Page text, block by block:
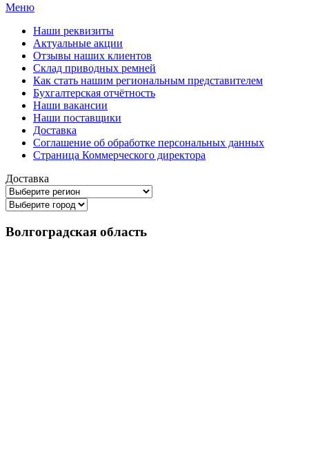
Меню
Наши реквизиты
Актуальные акции
Отзывы наших клиентов
Склад приводных ремней
Как стать нашим региональным представителем
Бухгалтерская отчётность
Наши вакансии
Наши поставщики
Доставка
Соглашение об обработке персональных данных
Страница Коммерческого директора
Доставка
Волгоградская область